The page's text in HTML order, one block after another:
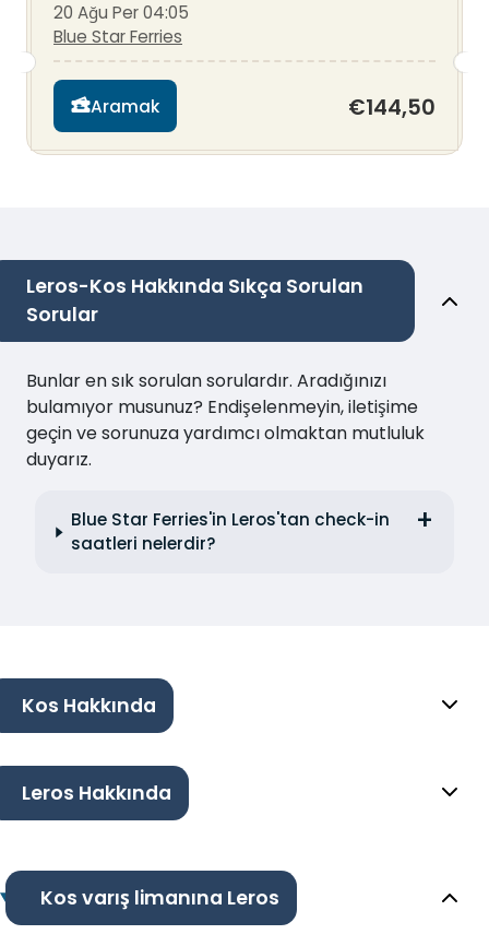
20 Ağu Per 04:05
Blue Star Ferries
Aramak €144,50
Leros-Kos Hakkında Sıkça Sorulan
Sorular
Bunlar en sık sorulan sorulardır. Aradığınızı
bulamıyor musunuz? Endişelenmeyin, iletişime
geçin ve sorunuza yardımcı olmaktan mutluluk
duyarız.
Blue Star Ferries'in Leros'tan check-in
saatleri nelerdir?
Kos Hakkında
Leros Hakkında
Kos varış limanına Leros